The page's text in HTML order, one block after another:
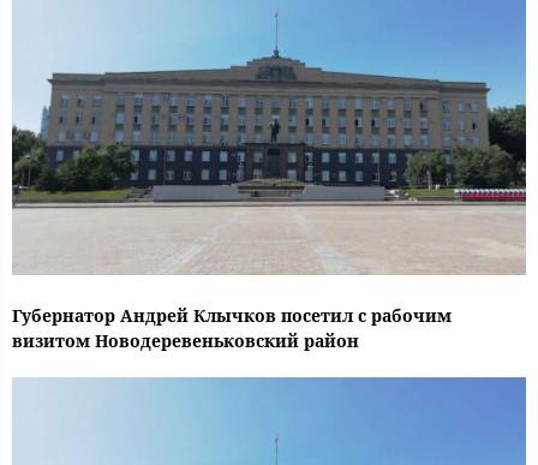
Губернатор Андрей Клычков посетил с рабочим
визитом Новодеревеньковский район